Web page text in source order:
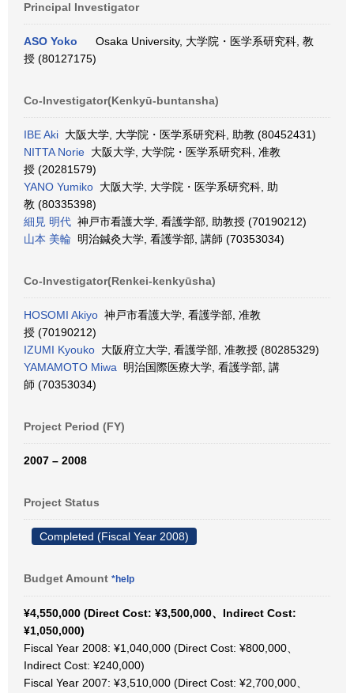
Principal Investigator
ASO Yoko
Osaka University, 大学院・医学系研究科, 教
授 (80127175)
Co-Investigator(Kenkyū-buntansha)
IBE Aki 大阪大学, 大学院・医学系研究科, 助教 (80452431)
NITTA Norie 大阪大学, 大学院・医学系研究科, 准教
授 (20281579)
YANO Yumiko 大阪大学, 大学院・医学系研究科, 助
教 (80335398)
細見 明代 神戸市看護大学, 看護学部, 助教授 (70190212)
山本 美輪 明治鍼灸大学, 看護学部, 講師 (70353034)
Co-Investigator(Renkei-kenkyūsha)
HOSOMI Akiyo 神戸市看護大学, 看護学部, 准教
授 (70190212)
IZUMI Kyouko 大阪府立大学, 看護学部, 准教授 (80285329)
YAMAMOTO Miwa 明治国際医療大学, 看護学部, 講
師 (70353034)
Project Period (FY)
2007 – 2008
Project Status
Completed (Fiscal Year 2008)
Budget Amount *help
¥4,550,000 (Direct Cost: ¥3,500,000、Indirect Cost:
¥1,050,000)
Fiscal Year 2008: ¥1,040,000 (Direct Cost: ¥800,000、
Indirect Cost: ¥240,000)
Fiscal Year 2007: ¥3,510,000 (Direct Cost: ¥2,700,000、